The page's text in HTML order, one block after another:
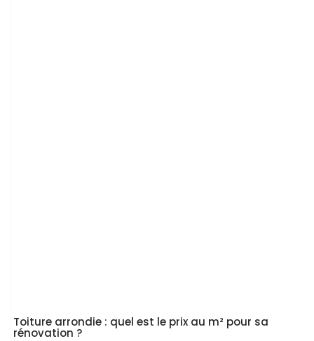
Toiture arrondie : quel est le prix au m² pour sa
rénovation ?